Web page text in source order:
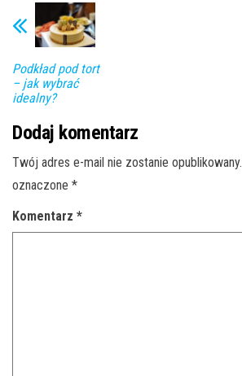
Podkład pod tort
– jak wybrać
idealny?
Dodaj komentarz
Twój adres e-mail nie zostanie opublikowany.
oznaczone *
Komentarz *